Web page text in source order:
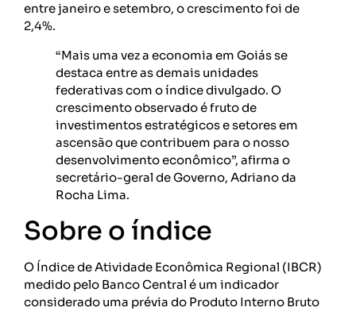
entre janeiro e setembro, o crescimento foi de
2,4%.
“Mais uma vez a economia em Goiás se
destaca entre as demais unidades
federativas com o índice divulgado. O
crescimento observado é fruto de
investimentos estratégicos e setores em
ascensão que contribuem para o nosso
desenvolvimento econômico”, afirma o
secretário-geral de Governo, Adriano da
Rocha Lima.
Sobre o índice
O Índice de Atividade Econômica Regional (IBCR)
medido pelo Banco Central é um indicador
considerado uma prévia do Produto Interno Bruto